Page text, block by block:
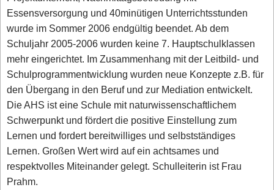
Essensversorgung und 40minütigen Unterrichtsstunden
wurde im Sommer 2006 endgültig beendet. Ab dem
Schuljahr 2005-2006 wurden keine 7. Hauptschulklassen
mehr eingerichtet. Im Zusammenhang mit der Leitbild- und
Schulprogrammentwicklung wurden neue Konzepte z.B. für
den Übergang in den Beruf und zur Mediation entwickelt.
Die AHS ist eine Schule mit naturwissenschaftlichem
Schwerpunkt und fördert die positive Einstellung zum
Lernen und fordert bereitwilliges und selbstständiges
Lernen. Großen Wert wird auf ein achtsames und
respektvolles Miteinander gelegt. Schulleiterin ist Frau
Prahm.